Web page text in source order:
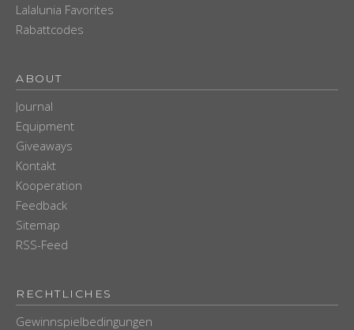
Lalalunia Favorites
Rabattcodes
ABOUT
Journal
Equipment
Giveaways
Kontakt
Kooperation
Feedback
Sitemap
RSS-Feed
RECHTLICHES
Gewinnspielbedingungen